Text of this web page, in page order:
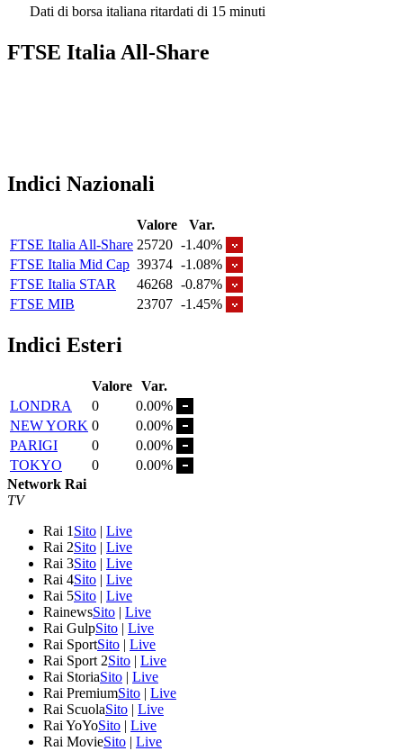
Dati di borsa italiana ritardati di 15 minuti
FTSE Italia All-Share
Indici Nazionali
Valore
Var.
FTSE Italia All-Share 25720 -1.40%
FTSE Italia Mid Cap 39374 -1.08%
FTSE Italia STAR
46268 -0.87%
FTSE MIB
23707 -1.45%
Indici Esteri
Valore Var.
LONDRA
0
0.00%
NEW YORK 0
0.00%
PARIGI
0
0.00%
TOKYO
0
0.00%
Network Rai
TV
Rai 1 Sito | Live
Rai 2Sito | Live
Rai 3Sito | Live
Rai 4Sito | Live
Rai 5Sito | Live
RainewsSito | Live
Rai GulpSito | Live
Rai SportSito | Live
Rai Sport 2Sito | Live
Rai StoriaSito | Live
Rai PremiumSito | Live
Rai ScuolaSito | Live
Rai YoYoSito | Live
Rai MovieSito | Live